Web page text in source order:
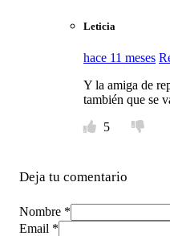
Leticia
hace 11 meses
Y la amiga de
también que se
5
Deja tu comentario
Nombre *
Email *